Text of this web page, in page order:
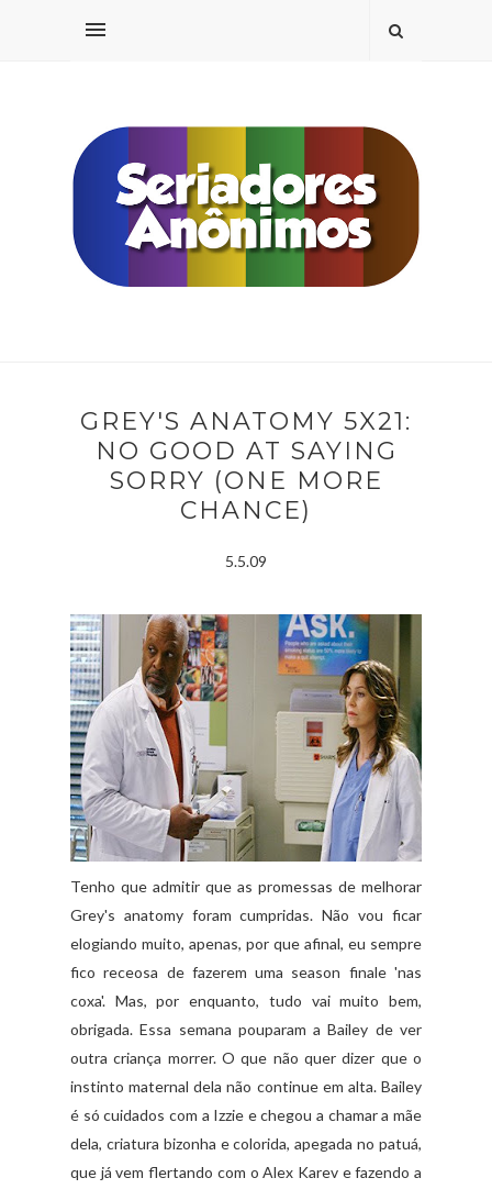
GREY'S ANATOMY 5X21:
NO GOOD AT SAYING
SORRY (ONE MORE
CHANCE)
5.5.09
Tenho que admitir que as promessas de melhorar
Grey's anatomy foram cumpridas. Não vou ficar
elogiando muito, apenas, por que afinal, eu sempre
fico receosa de fazerem uma season finale 'nas
coxa'. Mas, por enquanto, tudo vai muito bem,
obrigada. Essa semana pouparam a Bailey de ver
outra criança morrer. O que não quer dizer que o
instinto maternal dela não continue em alta. Bailey
é só cuidados com a Izzie e chegou a chamar a mãe
dela, criatura bizonha e colorida, apegada no patuá,
que já vem flertando com o Alex Karev e fazendo a